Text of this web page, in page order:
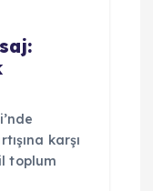
karşı
toplum